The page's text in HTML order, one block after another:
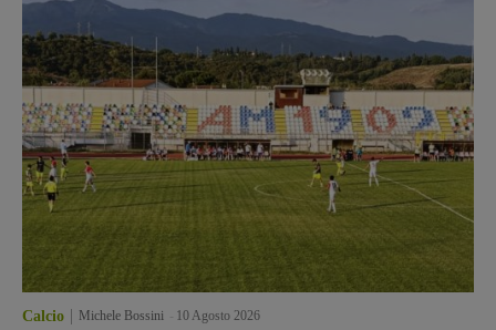
Calcio Michele Bossini 10 Agosto 2026